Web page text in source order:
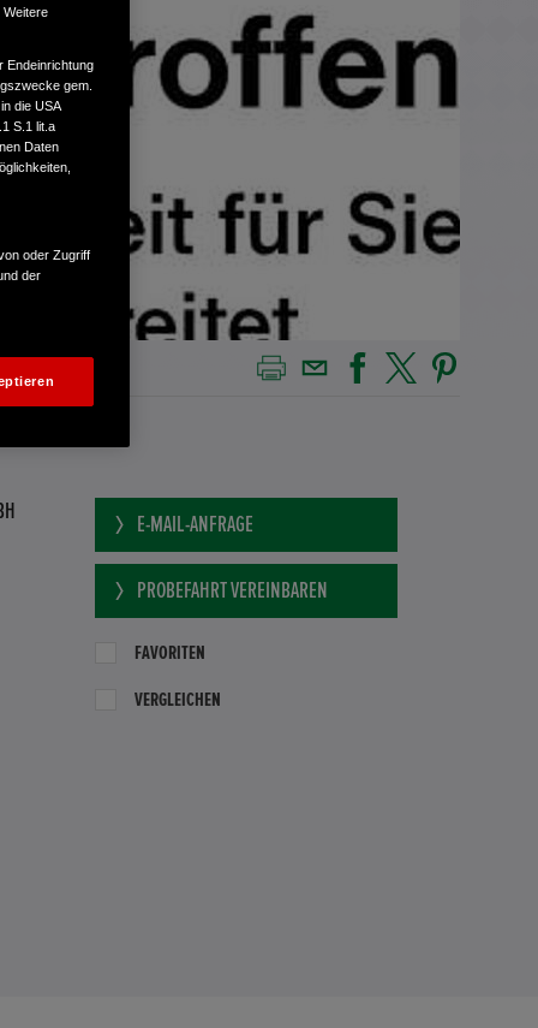
E-MAIL-ANFRAGE
PROBEFAHRT VEREINBAREN
FAVORITEN
VERGLEICHEN
Weitere
Endeinrichtung
gem.
die USA
S.1 lit.a
Daten
oder Zugriff
der